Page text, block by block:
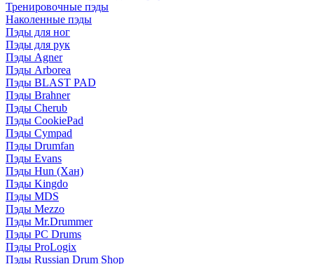
Тренировочные пэды
Наколенные пэды
Пэды для ног
Пэды для рук
Пэды Agner
Пэды Arborea
Пэды BLAST PAD
Пэды Brahner
Пэды Cherub
Пэды CookiePad
Пэды Cympad
Пэды Drumfan
Пэды Evans
Пэды Hun (Хан)
Пэды Kingdo
Пэды MDS
Пэды Mezzo
Пэды Mr.Drummer
Пэды PC Drums
Пэды ProLogix
Пэды Russian Drum Shop